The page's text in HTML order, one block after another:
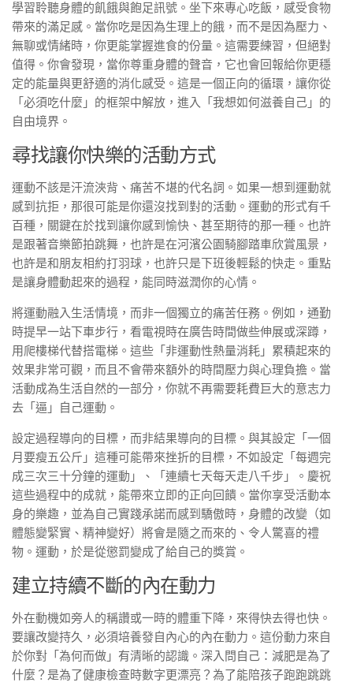
學習聆聽身體的飢餓與飽足訊號。坐下來專心吃飯，感受食物
帶來的滿足感。當你吃是因為生理上的餓，而不是因為壓力、
無聊或情緒時，你更能掌握進食的份量。這需要練習，但絕對
值得。你會發現，當你尊重身體的聲音，它也會回報給你更穩
定的能量與更舒適的消化感受。這是一個正向的循環，讓你從
「必須吃什麼」的框架中解放，進入「我想如何滋養自己」的
自由境界。
尋找讓你快樂的活動方式
運動不該是汗流浹背、痛苦不堪的代名詞。如果一想到運動就
感到抗拒，那很可能是你還沒找到對的活動。運動的形式有千
百種，關鍵在於找到讓你感到愉快、甚至期待的那一種。也許
是跟著音樂節拍跳舞，也許是在河濱公園騎腳踏車欣賞風景，
也許是和朋友相約打羽球，也許只是下班後輕鬆的快走。重點
是讓身體動起來的過程，能同時滋潤你的心情。
將運動融入生活情境，而非一個獨立的痛苦任務。例如，通勤
時提早一站下車步行，看電視時在廣告時間做些伸展或深蹲，
用爬樓梯代替搭電梯。這些「非運動性熱量消耗」累積起來的
效果非常可觀，而且不會帶來額外的時間壓力與心理負擔。當
活動成為生活自然的一部分，你就不再需要耗費巨大的意志力
去「逼」自己運動。
設定過程導向的目標，而非結果導向的目標。與其設定「一個
月要瘦五公斤」這種可能帶來挫折的目標，不如設定「每週完
成三次三十分鐘的運動」、「連續七天每天走八千步」。慶祝
這些過程中的成就，能帶來立即的正向回饋。當你享受活動本
身的樂趣，並為自己實踐承諾而感到驕傲時，身體的改變（如
體態變緊實、精神變好）將會是隨之而來的、令人驚喜的禮
物。運動，於是從懲罰變成了給自己的獎賞。
建立持續不斷的內在動力
外在動機如旁人的稱讚或一時的體重下降，來得快去得也快。
要讓改變持久，必須培養發自內心的內在動力。這份動力來自
於你對「為何而做」有清晰的認識。深入問自己：減肥是為了
什麼？是為了健康檢查時數字更漂亮？為了能陪孩子跑跑跳跳